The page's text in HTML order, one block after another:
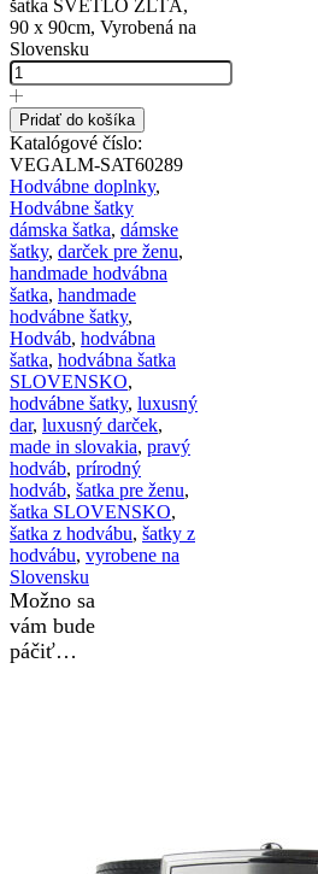
šatka SVETLO ŽLTÁ,
90 x 90cm, Vyrobená na
Slovensku
Pridať do košíka
Katalógové číslo:
VEGALM-SAT60289
Hodvábne doplnky,
Hodvábne šatky
dámska šatka, dámske
šatky, darček pre ženu,
handmade hodvábna
šatka, handmade
hodvábne šatky,
Hodváb, hodvábna
šatka, hodvábna šatka
SLOVENSKO,
hodvábne šatky, luxusný
dar, luxusný darček,
made in slovakia, pravý
hodváb, prírodný
hodváb, šatka pre ženu,
šatka SLOVENSKO,
šatka z hodvábu, šatky z
hodvábu, vyrobene na
Slovensku
Možno sa
vám bude
páčiť…